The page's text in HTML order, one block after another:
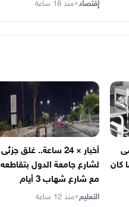
إقتصاد•منذ 18 ساعة
كان
أخبار × 24 ساعة.. غلق جزئى
لشارع جامعة الدول بتقاطعه
مع شارع شهاب 3 أيام
التعليم•منذ 12 ساعة